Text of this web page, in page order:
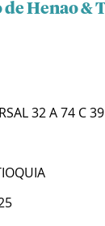
Henao &
32 A 74 C 39